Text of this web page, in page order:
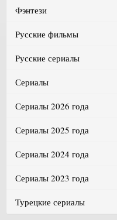
Фэнтези
Русские фильмы
Русские сериалы
Сериалы
Сериалы 2026 года
Сериалы 2025 года
Сериалы 2024 года
Сериалы 2023 года
Турецкие сериалы